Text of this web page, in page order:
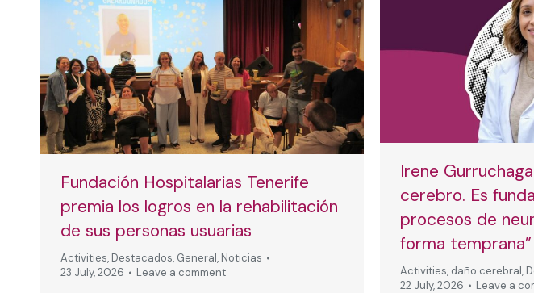
Fundación Hospitalarias Tenerife
premia los logros en la rehabilitación
de sus personas usuarias
Activities, Destacados, General, Noticias
23 July, 2026
Leave a comment
Irene
cerebro. Es
procesos de
forma temprana”
Activities, daño cerebral,
22 July, 2026
Leave a